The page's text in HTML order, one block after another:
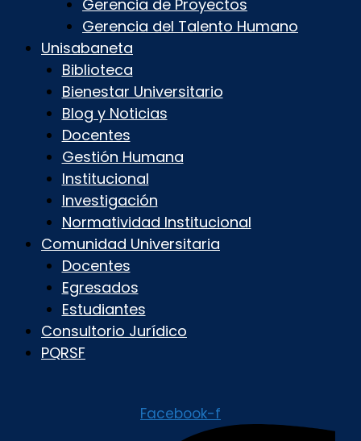
Gerencia de Proyectos
Gerencia del Talento Humano
Unisabaneta
Biblioteca
Bienestar Universitario
Blog y Noticias
Docentes
Gestión Humana
Institucional
Investigación
Normatividad Institucional
Comunidad Universitaria
Docentes
Egresados
Estudiantes
Consultorio Jurídico
PQRSF
Facebook-f